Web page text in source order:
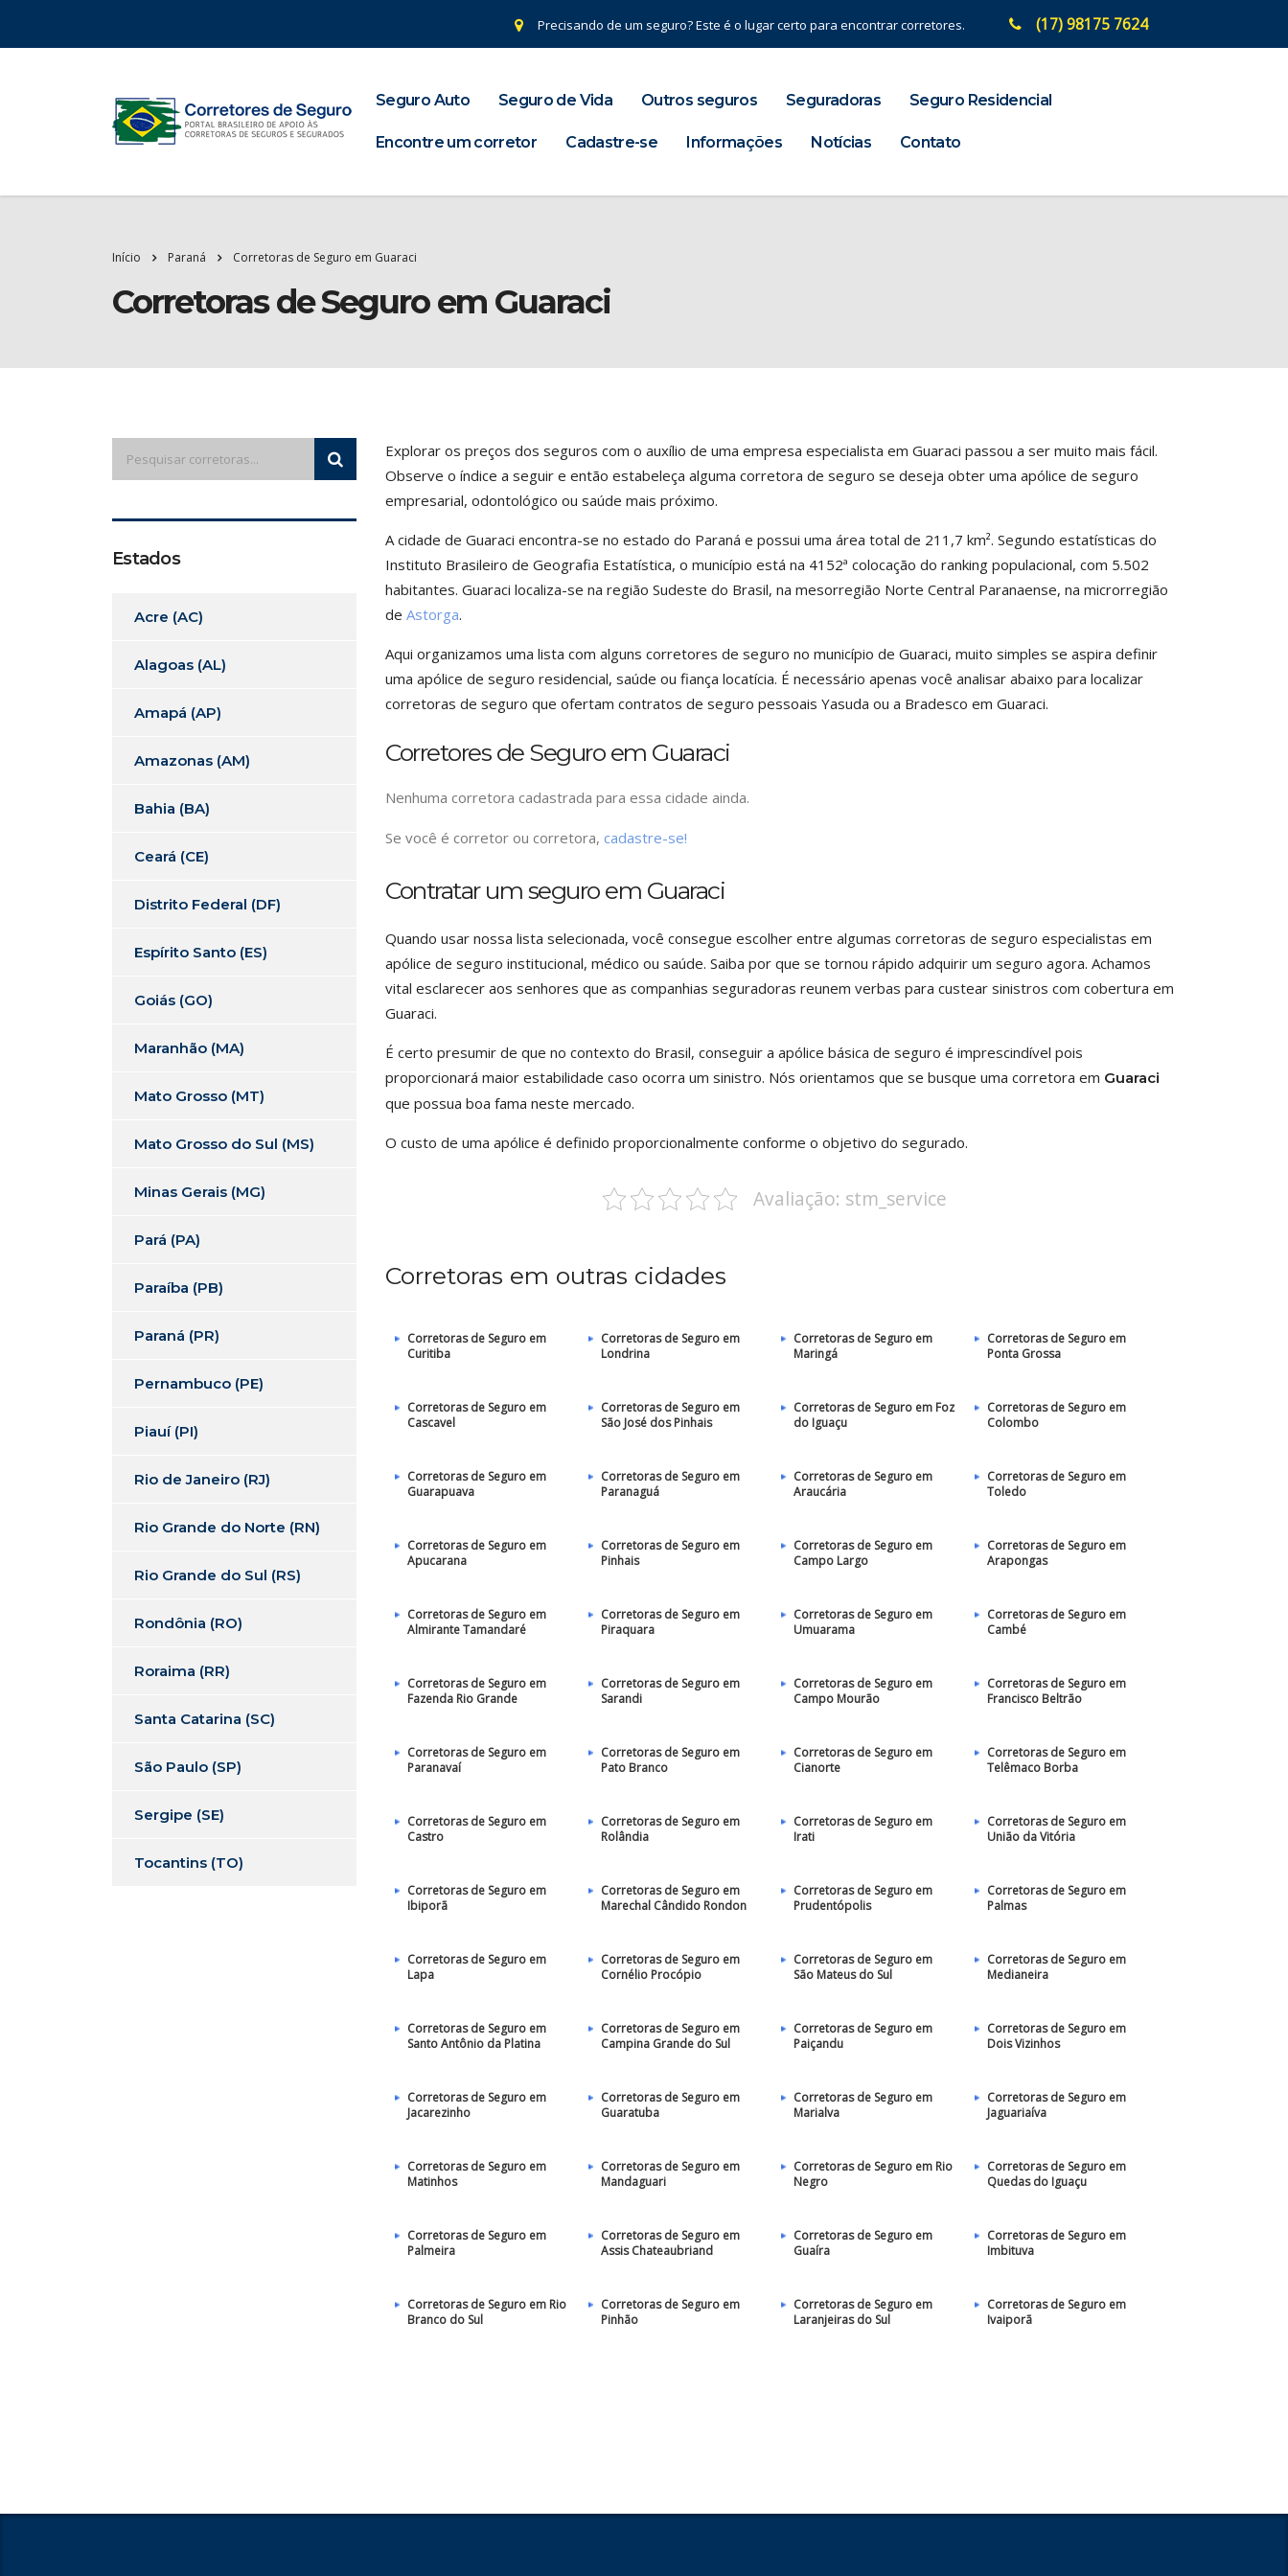
Precisando de um seguro? Este é o lugar certo para encontrar corretores. (17) 98175 7624
Seguro Auto Seguro de Vida Outros seguros Seguradoras Seguro Residencial
Encontre um corretor Cadastre-se Informações Notícias Contato
Início Paraná Corretoras de Seguro em Guaraci
Corretoras de Seguro em Guaraci
Explorar os preços dos seguros com o auxílio de uma empresa especialista em Guaraci passou a ser muito mais fácil.
Observe o índice a seguir e então estabeleça alguma corretora de seguro se deseja obter uma apólice de seguro
empresarial, odontológico ou saúde mais próximo.
A cidade de Guaraci encontra-se no estado do Paraná e possui uma área total de 211,7 km². Segundo estatísticas do
Instituto Brasileiro de Geografia Estatística, o município está na 4152ª colocação do ranking populacional, com 5.502
habitantes. Guaraci localiza-se na região Sudeste do Brasil, na mesorregião Norte Central Paranaense, na microrregião
de Astorga.
Aqui organizamos uma lista com alguns corretores de seguro no município de Guaraci, muito simples se aspira definir
uma apólice de seguro residencial, saúde ou fiança locatícia. É necessário apenas você analisar abaixo para localizar
corretoras de seguro que ofertam contratos de seguro pessoais Yasuda ou a Bradesco em Guaraci.
Corretores de Seguro em Guaraci
Nenhuma corretora cadastrada para essa cidade ainda.
Se você é corretor ou corretora, cadastre-se!
Contratar um seguro em Guaraci
Quando usar nossa lista selecionada, você consegue escolher entre algumas corretoras de seguro especialistas em
apólice de seguro institucional, médico ou saúde. Saiba por que se tornou rápido adquirir um seguro agora. Achamos
vital esclarecer aos senhores que as companhias seguradoras reunem verbas para custear sinistros com cobertura em
Guaraci.
É certo presumir de que no contexto do Brasil, conseguir a apólice básica de seguro é imprescindível pois
proporcionará maior estabilidade caso ocorra um sinistro. Nós orientamos que se busque uma corretora em Guaraci
que possua boa fama neste mercado.
O custo de uma apólice é definido proporcionalmente conforme o objetivo do segurado.
Avaliação: stm_service
Corretoras em outras cidades
Corretoras de Seguro em
Curitiba
Corretoras de Seguro em
Londrina
Corretoras de Seguro em
Maringá
Corretoras de Seguro em
Ponta Grossa
Corretoras de Seguro em
Cascavel
Corretoras de Seguro em
São José dos Pinhais
Corretoras de Seguro em Foz
do Iguaçu
Corretoras de Seguro em
Colombo
Corretoras de Seguro em
Guarapuava
Corretoras de Seguro em
Paranaguá
Corretoras de Seguro em
Araucária
Corretoras de Seguro em
Toledo
Corretoras de Seguro em
Apucarana
Corretoras de Seguro em
Pinhais
Corretoras de Seguro em
Campo Largo
Corretoras de Seguro em
Arapongas
Corretoras de Seguro em
Almirante Tamandaré
Corretoras de Seguro em
Piraquara
Corretoras de Seguro em
Umuarama
Corretoras de Seguro em
Cambé
Corretoras de Seguro em
Fazenda Rio Grande
Corretoras de Seguro em
Sarandi
Corretoras de Seguro em
Campo Mourão
Corretoras de Seguro em
Francisco Beltrão
Corretoras de Seguro em
Paranavaí
Corretoras de Seguro em
Pato Branco
Corretoras de Seguro em
Cianorte
Corretoras de Seguro em
Telêmaco Borba
Corretoras de Seguro em
Castro
Corretoras de Seguro em
Rolândia
Corretoras de Seguro em
Irati
Corretoras de Seguro em
União da Vitória
Corretoras de Seguro em
Ibiporã
Corretoras de Seguro em
Marechal Cândido Rondon
Corretoras de Seguro em
Prudentópolis
Corretoras de Seguro em
Palmas
Corretoras de Seguro em
Lapa
Corretoras de Seguro em
Cornélio Procópio
Corretoras de Seguro em
São Mateus do Sul
Corretoras de Seguro em
Medianeira
Corretoras de Seguro em
Santo Antônio da Platina
Corretoras de Seguro em
Campina Grande do Sul
Corretoras de Seguro em
Paiçandu
Corretoras de Seguro em
Dois Vizinhos
Corretoras de Seguro em
Jacarezinho
Corretoras de Seguro em
Guaratuba
Corretoras de Seguro em
Marialva
Corretoras de Seguro em
Jaguariaíva
Corretoras de Seguro em
Matinhos
Corretoras de Seguro em
Mandaguari
Corretoras de Seguro em Rio
Negro
Corretoras de Seguro em
Quedas do Iguaçu
Corretoras de Seguro em
Palmeira
Corretoras de Seguro em
Assis Chateaubriand
Corretoras de Seguro em
Guaíra
Corretoras de Seguro em
Imbituva
Corretoras de Seguro em Rio
Branco do Sul
Corretoras de Seguro em
Pinhão
Corretoras de Seguro em
Laranjeiras do Sul
Corretoras de Seguro em
Ivaiporã
Estados
Acre (AC)
Alagoas (AL)
Amapá (AP)
Amazonas (AM)
Bahia (BA)
Ceará (CE)
Distrito Federal (DF)
Espírito Santo (ES)
Goiás (GO)
Maranhão (MA)
Mato Grosso (MT)
Mato Grosso do Sul (MS)
Minas Gerais (MG)
Pará (PA)
Paraíba (PB)
Paraná (PR)
Pernambuco (PE)
Piauí (PI)
Rio de Janeiro (RJ)
Rio Grande do Norte (RN)
Rio Grande do Sul (RS)
Rondônia (RO)
Roraima (RR)
Santa Catarina (SC)
São Paulo (SP)
Sergipe (SE)
Tocantins (TO)